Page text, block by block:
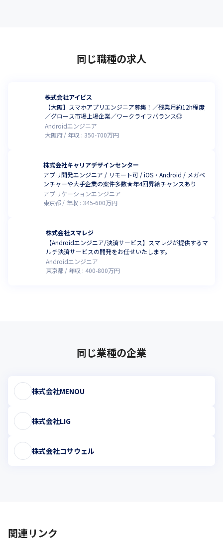
同じ職種の求人
株式会社アイビス
【大阪】スマホアプリエンジニア募集！／残業月約12h程度
／グロース市場上場企業／ワークライフバランス◎
Androidエンジニア
大阪府
年収 : 350-700万円
株式会社キャリアデザインセンター
アプリ開発エンジニア / リモート可 / iOS・Android / メガベ
ンチャーや大手企業の案件多数★年4回昇給チャンスあり
アプリケーションエンジニア
東京都
年収 : 345-600万円
株式会社スマレジ
【Androidエンジニア/決済サービス】スマレジが提供するマ
ルチ決済サービスの開発をお任せいたします。
Androidエンジニア
東京都
年収 : 400-800万円
同じ業種の企業
株式会社MENOU
株式会社LIG
株式会社コサウェル
関連リンク